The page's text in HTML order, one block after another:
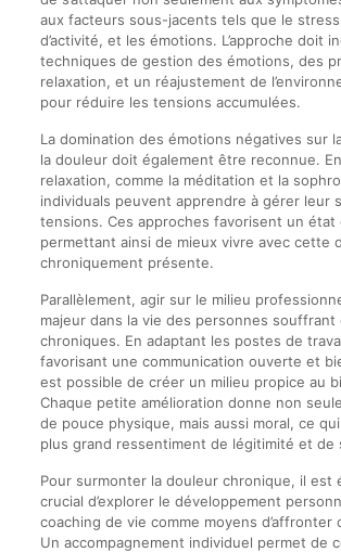
aux facteurs sous-jacents tels que le
d’activité, et les émotions. L’approche doit
techniques de gestion des émotions, des
relaxation, et un réajustement de
pour réduire les tensions accumulées.
La domination des émotions négatives sur
la douleur doit également être reconnue.
relaxation, comme la méditation et la
individuals peuvent apprendre à gérer leur
tensions. Ces approches favorisent un état
permettant ainsi de mieux vivre avec cette
chroniquement présente.
Parallèlement, agir sur le milieu
majeur dans la vie des personnes souffrant
chroniques. En adaptant les postes de
favorisant une communication ouverte et
est possible de créer un milieu propice au
Chaque petite amélioration donne non
de pouce physique, mais aussi moral, ce
plus grand ressentiment de légitimité et de
Pour surmonter la douleur chronique, il est
crucial d’explorer le développement
coaching de vie comme moyens d’affronter
Un accompagnement individuel permet de